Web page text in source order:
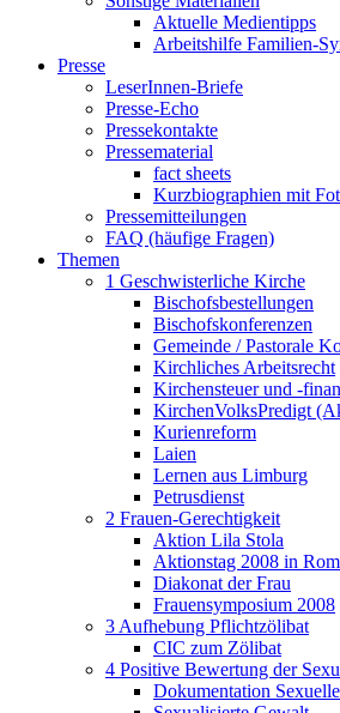
Aktuelle Medientipps
Arbeitshilfe Familien-
Presse
LeserInnen-Briefe
Presse-Echo
Pressekontakte
Pressematerial
fact sheets
Kurzbiographien mit
Pressemitteilungen
FAQ (häufige Fragen)
Themen
1 Geschwisterliche Kirche
Bischofsbestellungen
Bischofskonferenzen
Gemeinde / Pastorale
Kirchliches Arbeitsrecht
Kirchensteuer und -
KirchenVolksPredigt
Kurienreform
Laien
Lernen aus Limburg
Petrusdienst
2 Frauen-Gerechtigkeit
Aktion Lila Stola
Aktionstag 2008 in Rom
Diakonat der Frau
Frauensymposium 2008
3 Aufhebung Pflichtzölibat
CIC zum Zölibat
4 Positive Bewertung der
Dokumentation